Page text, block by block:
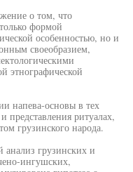
о том, что
формой
особенностью, но и
своеобразием,
этнографической
напева-основы в тех
ритуалах,
грузинского народа.
анализ грузинских и
ингушских,